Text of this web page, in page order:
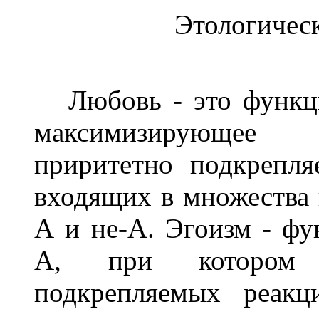
Любовь - это
максимизирующее
приритетно
входящих в множества
А и не-А. Эгоизм -
А, при котором
подкрепляемых